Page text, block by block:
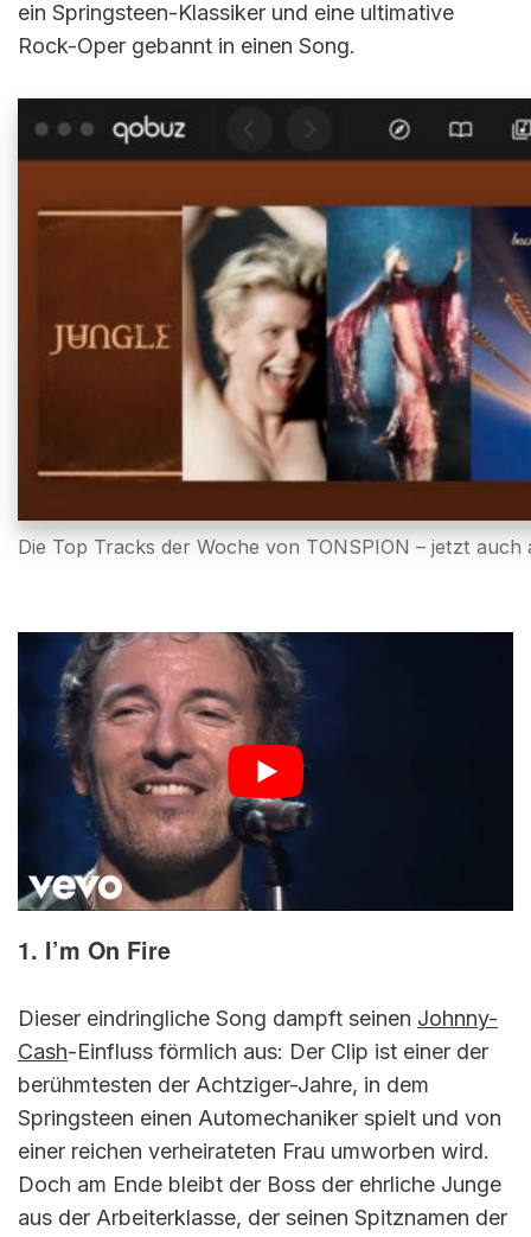
ein Springsteen-Klassiker und eine ultimative
Rock-Oper gebannt in einen Song.
Die Top Tracks der Woche von TONSPION – jetzt
1. I’m On Fire
Dieser eindringliche Song dampft seinen Johnny-
Cash-Einfluss förmlich aus: Der Clip ist einer der
berühmtesten der Achtziger-Jahre, in dem
Springsteen einen Automechaniker spielt und von
einer reichen verheirateten Frau umworben wird.
Doch am Ende bleibt der Boss der ehrliche Junge
aus der Arbeiterklasse, der seinen Spitznamen der